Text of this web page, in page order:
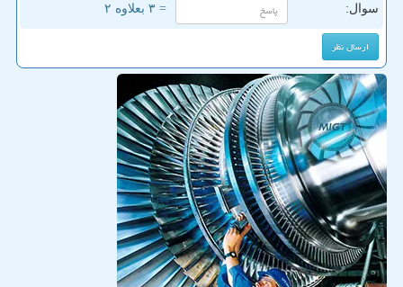
سوال: = ۳ بعلاوه ۲